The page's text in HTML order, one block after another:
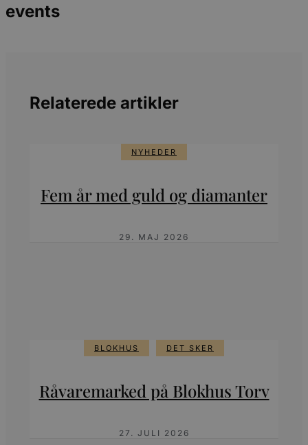
events
Relaterede artikler
NYHEDER
Fem år med guld og diamanter
29. MAJ 2026
BLOKHUS DET SKER
Råvaremarked på Blokhus Torv
27. JULI 2026